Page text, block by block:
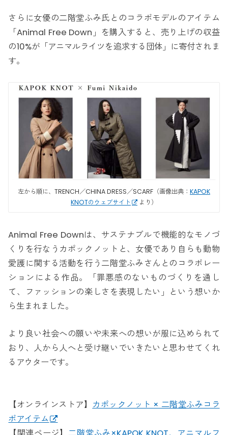
さらに女優の二階堂ふみ氏とのコラボモデルのアイテム
「Animal Free Down」を購入すると、売り上げの収益
の10%が「アニマルライツを追求する団体」に寄付されま
す。
左から順に、TRENCH／CHINA DRESS／SCARF（画像出典： KAPOK
KNOTのウェブサイト
より）
Animal Free Downは、サステナブルで機能的なモノづ
くりを行なうカポックノットと、女優であり自らも動物
愛護に関する活動を行う二階堂ふみさんとのコラボレー
ションによる作品。「罪悪感のないものづくりを通し
て、ファッションの楽しさを表現したい」という想いか
ら生まれました。
より良い社会への願いや未来への想いが服に込められて
おり、人から人へと受け継いでいきたいと思わせてくれ
るアウターです。
【オンラインストア】 カポックノット × 二階堂ふみコラ
ボアイテム